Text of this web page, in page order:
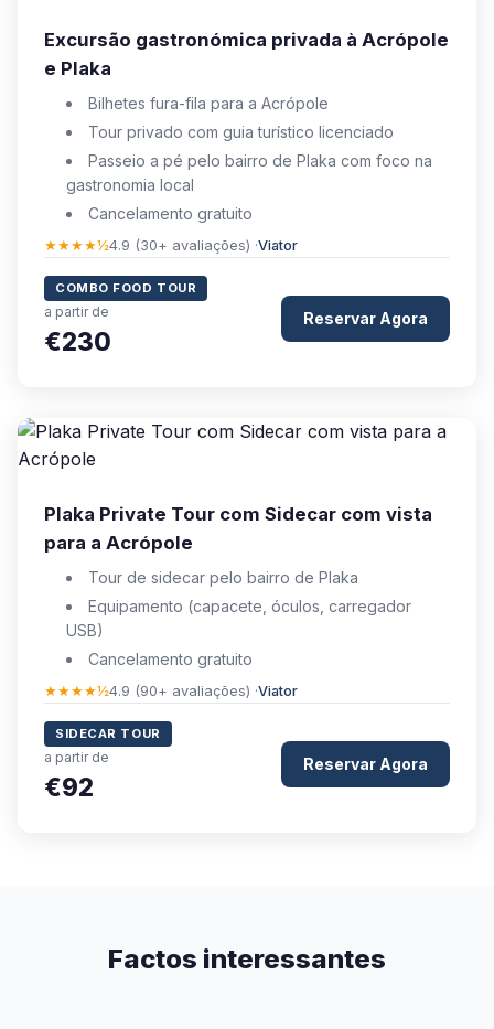
Excursão gastronómica privada à Acrópole
e Plaka
Bilhetes fura-fila para a Acrópole
Tour privado com guia turístico licenciado
Passeio a pé pelo bairro de Plaka com foco na
gastronomia local
Cancelamento gratuito
★★★★½4.9 (30+ avaliações) ·Viator
COMBO FOOD TOUR
a partir de
€230
Reservar Agora
Plaka Private Tour com Sidecar com vista
para a Acrópole
Tour de sidecar pelo bairro de Plaka
Equipamento (capacete, óculos, carregador
USB)
Cancelamento gratuito
★★★★½4.9 (90+ avaliações) ·Viator
SIDECAR TOUR
a partir de
€92
Reservar Agora
Factos interessantes